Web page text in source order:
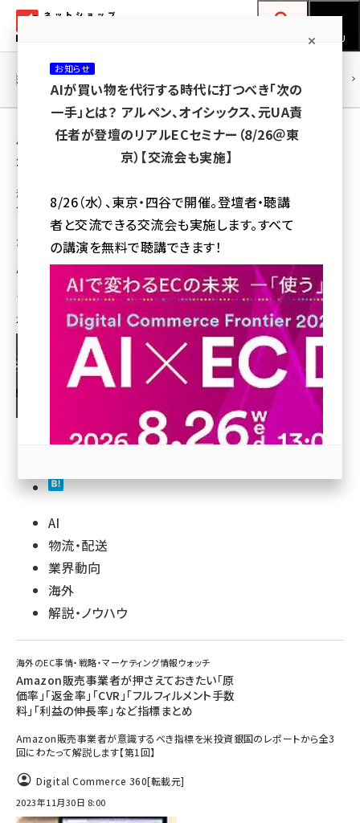
ン
ネットショップ担当者フォーラム
MENU
yahoo (1906)
楽天 (1874)
アスクル (1122)
base (1081)
ビィ・フォアード (776)
revico (744)
連載・特集 |
用語「AWS」 が使われている記事の一覧
全 14 記事中 1 ～ 14 を表示中
海外のEC事情・戦略・マーケティング情報ウォッチ
アマゾンの成長を支えるSaaS戦略とは？
「Supply Chain by Amazon」「生成AI」など
が新たな成長ドライブに
Amazonの成長ドライブの鍵となるSaaS戦略の詳細と解説します
Digital Commerce 360[転載元]
2023年11月24日 8:00
AI
物流・配送
業界動向
海外
解説・ノウハウ
海外のEC事情・戦略・マーケティング情報ウォッチ
Amazon販売事業者が押さえておきたい「原
価率」「返金率」「CVR」「フルフィルメント手数
料」「利益の伸長率」など指標まとめ
Amazon販売事業者が意識するべき指標を米投資銀国のレポートから全3
回にわたって解説します【第1回】
Digital Commerce 360[転載元]
2023年11月30日 8:00
お知らせ
AIが買い物を代行する時代に打つべき「次の
一手」とは？ アルペン、オイシックス、元UA責
任者が登壇のリアルECセミナー（8/26＠東
京）【交流会も実施】
8/26（水）、東京・四谷で開催。登壇者・聴講
者と交流できる交流会も実施します。すべて
の講演を無料で聴講できます！
参加登録はこちら↑